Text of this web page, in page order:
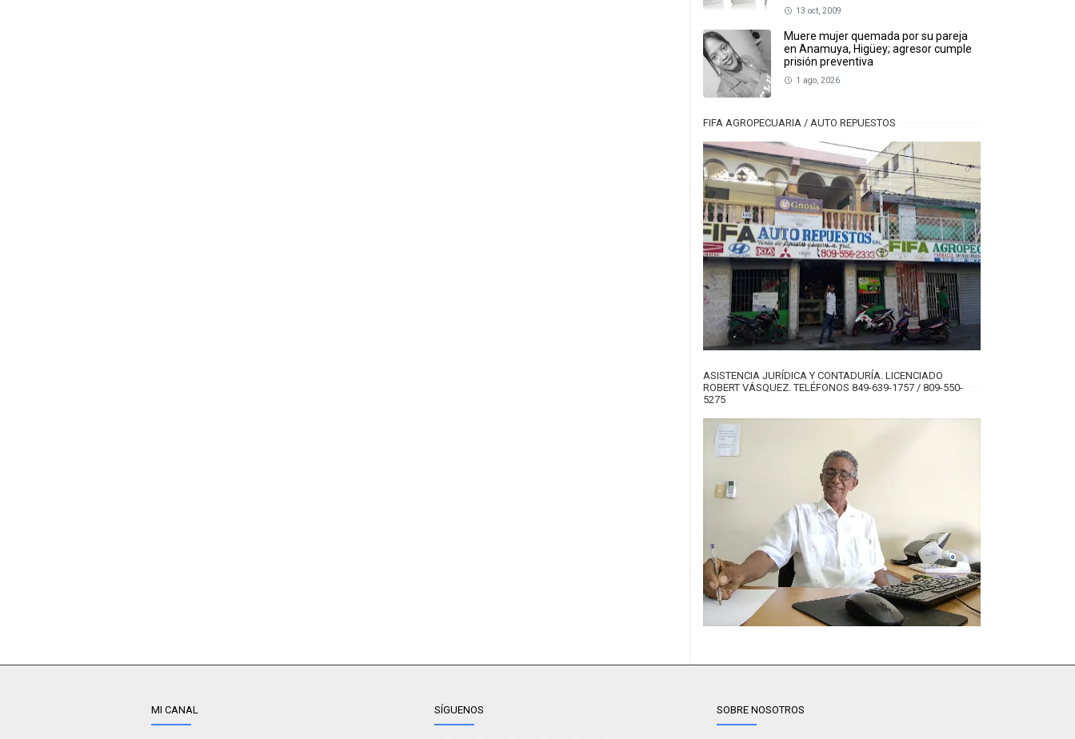
13 oct, 2009
Muere mujer quemada por su pareja
en Anamuya, Higüey; agresor cumple
prisión preventiva
1 ago, 2026
FIFA AGROPECUARIA / AUTO REPUESTOS
ASISTENCIA JURÍDICA Y CONTADURÍA. LICENCIADO
ROBERT VÁSQUEZ. TELÉFONOS 849-639-1757 / 809-550-
5275
MI CANAL SÍGUENOS SOBRE NOSOTROS